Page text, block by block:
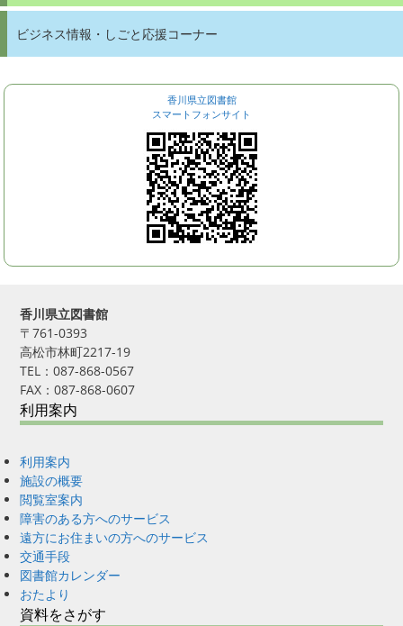
ビジネス情報・しごと応援コーナー
香川県立図書館
スマートフォンサイト
香川県立図書館
〒761-0393
高松市林町2217-19
TEL：087-868-0567
FAX：087-868-0607
利用案内
利用案内
施設の概要
閲覧室案内
障害のある方へのサービス
遠方にお住まいの方へのサービス
交通手段
図書館カレンダー
おたより
資料をさがす